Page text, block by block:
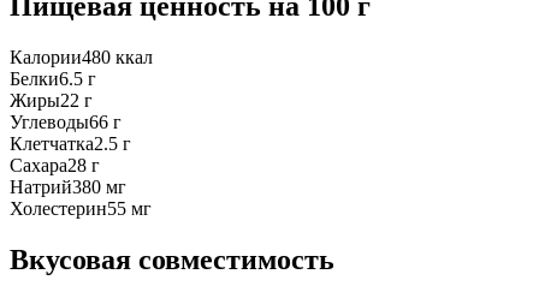
Калории480 ккал
Белки6.5 г
Жиры22 г
Углеводы66 г
Клетчатка2.5 г
Сахара28 г
Натрий380 мг
Холестерин55 мг
Вкусовая совместимость